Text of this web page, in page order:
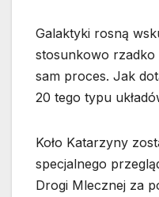
Galaktyki rosną
stosunkowo
sam proces. Jak
20 tego typu
Koło Katarzyny
specjalnego
Drogi Mlecznej za